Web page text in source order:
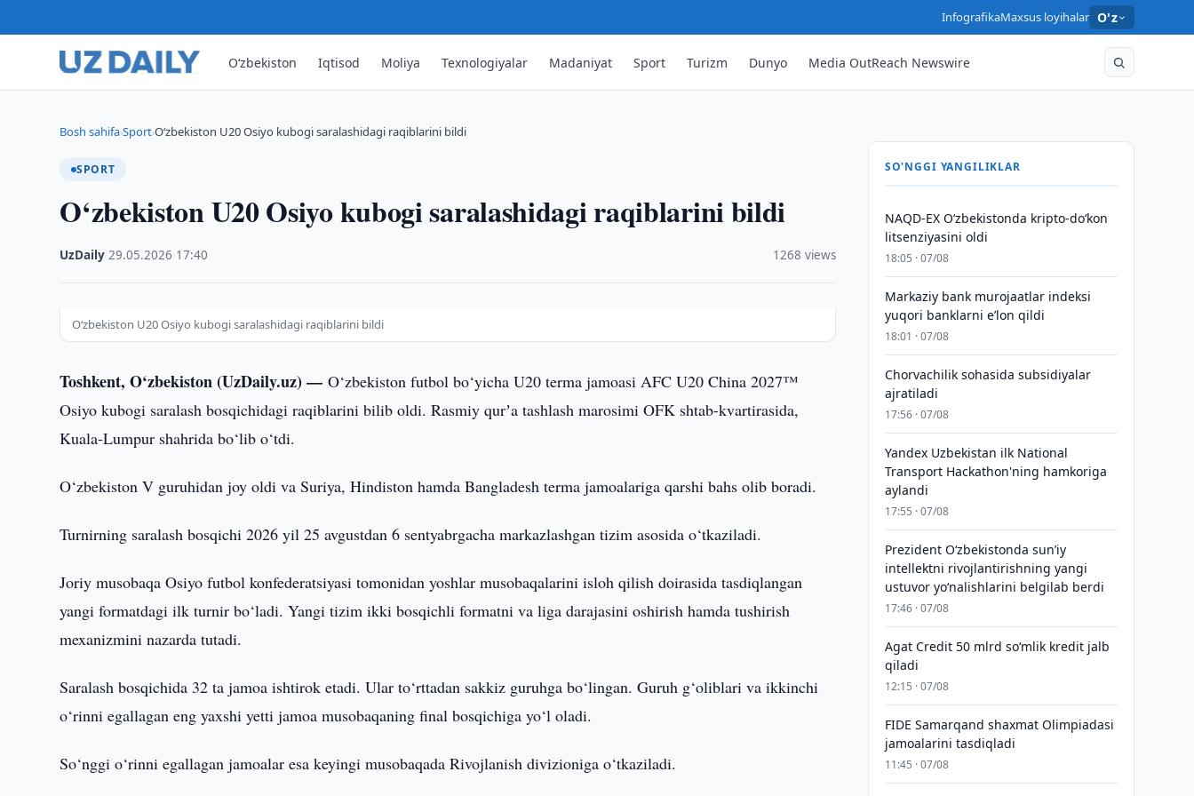
InfografikaMaxsus loyihalar O'z
O‘zbekiston Iqtisod Moliya Texnologiyalar Madaniyat Sport Turizm Dunyo Media OutReach Newswire
Bosh sahifa›Sport›O‘zbekiston U20 Osiyo kubogi saralashidagi raqiblarini bildi
SPORT
O‘zbekiston U20 Osiyo kubogi saralashidagi raqiblarini bildi
UzDaily ·29.05.2026 17:40 1268 views
O‘zbekiston U20 Osiyo kubogi saralashidagi raqiblarini bildi
Toshkent, O‘zbekiston (UzDaily.uz) —O‘zbekiston futbol bo‘yicha U20 terma jamoasi AFC U20 China 2027™
Osiyo kubogi saralash bosqichidagi raqiblarini bilib oldi. Rasmiy qurʼa tashlash marosimi OFK shtab-kvartirasida,
Kuala-Lumpur shahrida bo‘lib o‘tdi.
O‘zbekiston V guruhidan joy oldi va Suriya, Hindiston hamda Bangladesh terma jamoalariga qarshi bahs olib boradi.
Turnirning saralash bosqichi 2026 yil 25 avgustdan 6 sentyabrgacha markazlashgan tizim asosida o‘tkaziladi.
Joriy musobaqa Osiyo futbol konfederatsiyasi tomonidan yoshlar musobaqalarini isloh qilish doirasida tasdiqlangan
yangi formatdagi ilk turnir bo‘ladi. Yangi tizim ikki bosqichli formatni va liga darajasini oshirish hamda tushirish
mexanizmini nazarda tutadi.
Saralash bosqichida 32 ta jamoa ishtirok etadi. Ular to‘rttadan sakkiz guruhga bo‘lingan. Guruh g‘oliblari va ikkinchi
o‘rinni egallagan eng yaxshi yetti jamoa musobaqaning final bosqichiga yo‘l oladi.
So‘nggi o‘rinni egallagan jamoalar esa keyingi musobaqada Rivojlanish divizioniga o‘tkaziladi.
SO'NGGI YANGILIKLAR
NAQD-EX O‘zbekistonda kripto-do‘kon
litsenziyasini oldi
18:05 · 07/08
Markaziy bank murojaatlar indeksi
yuqori banklarni eʼlon qildi
18:01 · 07/08
Chorvachilik sohasida subsidiyalar
ajratiladi
17:56 · 07/08
Yandex Uzbekistan ilk National
Transport Hackathon'ning hamkoriga
aylandi
17:55 · 07/08
Prezident Oʻzbekistonda sunʼiy
intellektni rivojlantirishning yangi
ustuvor yoʻnalishlarini belgilab berdi
17:46 · 07/08
Agat Credit 50 mlrd so‘mlik kredit jalb
qiladi
12:15 · 07/08
FIDE Samarqand shaxmat Olimpiadasi
jamoalarini tasdiqladi
11:45 · 07/08